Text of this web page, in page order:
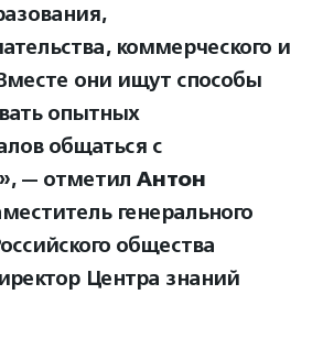
коммерческого и
они ищут способы
опытных
общаться с
— отметил Антон
генерального
общества
Центра знаний